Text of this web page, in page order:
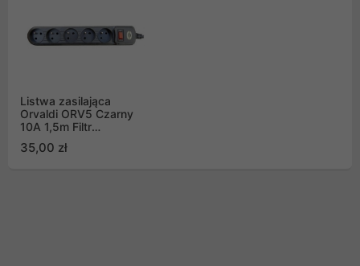
Listwa zasilająca
Orvaldi ORV5 Czarny
10A 1,5m Filtr
35,00 zł